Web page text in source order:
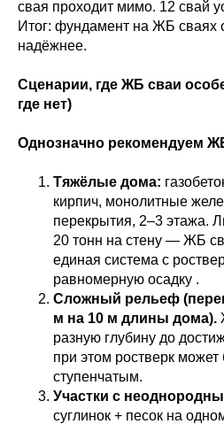
свая проходит мимо. 12 свай
Итог: фундамент на ЖБ сваях
надёжнее.
Сценарии, где ЖБ сваи
где нет)
Однозначно рекомендуем
Тяжёлые дома:
кирпич, монолитные
перекрытия, 2–3 этажа.
20 тонн на стену — ЖБ
единая система с
равномерную осадку .
Сложный рельеф
м на 10 м длины дома).
разную глубину до
при этом ростверк
ступенчатым.
Участки с
суглинок + песок на